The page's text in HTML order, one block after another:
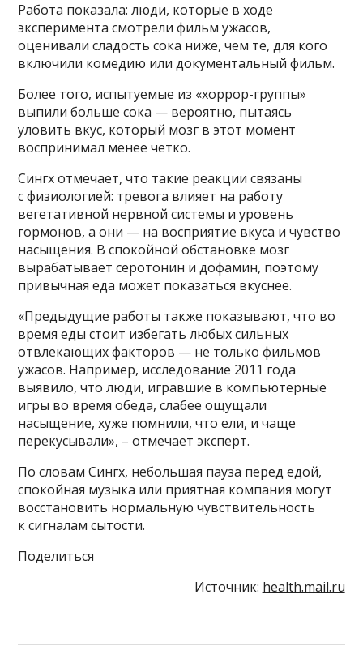
Работа показала: люди, которые в ходе
эксперимента смотрели фильм ужасов,
оценивали сладость сока ниже, чем те, для кого
включили комедию или документальный фильм.
Более того, испытуемые из «хоррор-группы»
выпили больше сока — вероятно, пытаясь
уловить вкус, который мозг в этот момент
воспринимал менее четко.
Сингх отмечает, что такие реакции связаны
с физиологией: тревога влияет на работу
вегетативной нервной системы и уровень
гормонов, а они — на восприятие вкуса и чувство
насыщения. В спокойной обстановке мозг
вырабатывает серотонин и дофамин, поэтому
привычная еда может показаться вкуснее.
«Предыдущие работы также показывают, что во
время еды стоит избегать любых сильных
отвлекающих факторов — не только фильмов
ужасов. Например, исследование 2011 года
выявило, что люди, игравшие в компьютерные
игры во время обеда, слабее ощущали
насыщение, хуже помнили, что ели, и чаще
перекусывали», – отмечает эксперт.
По словам Сингх, небольшая пауза перед едой,
спокойная музыка или приятная компания могут
восстановить нормальную чувствительность
к сигналам сытости.
Поделиться
Источник: health.mail.ru